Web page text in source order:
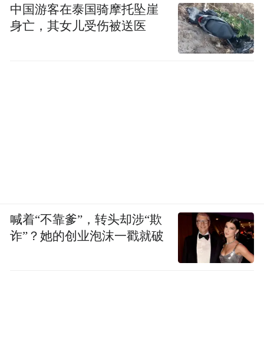
中国游客在泰国骑摩托坠崖
身亡，其女儿受伤被送医
喊着“不靠爹”，转头却涉“欺
诈”？她的创业泡沫一戳就破